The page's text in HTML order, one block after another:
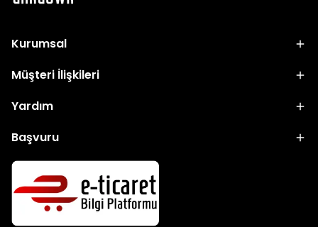
Kurumsal
Müşteri İlişkileri
Yardım
Başvuru